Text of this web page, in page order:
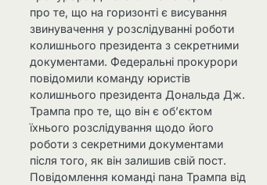
про те, що на горизонті є висування
звинувачення у розслідуванні роботи
колишнього президента з секретними
документами. Федеральні прокурори
повідомили команду юристів
колишнього президента Дональда Дж.
Трампа про те, що він є об’єктом
їхнього розслідування щодо його
роботи з секретними документами
після того, як він залишив свій пост.
Повідомлення команді пана Трампа від